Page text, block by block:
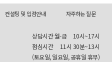
컨설팅 및 입점안내 자주하는 질문
상담시간 월-금
10시~17시
점심시간
11시 30분~13시
(토요일, 일요일, 공휴일 휴무)